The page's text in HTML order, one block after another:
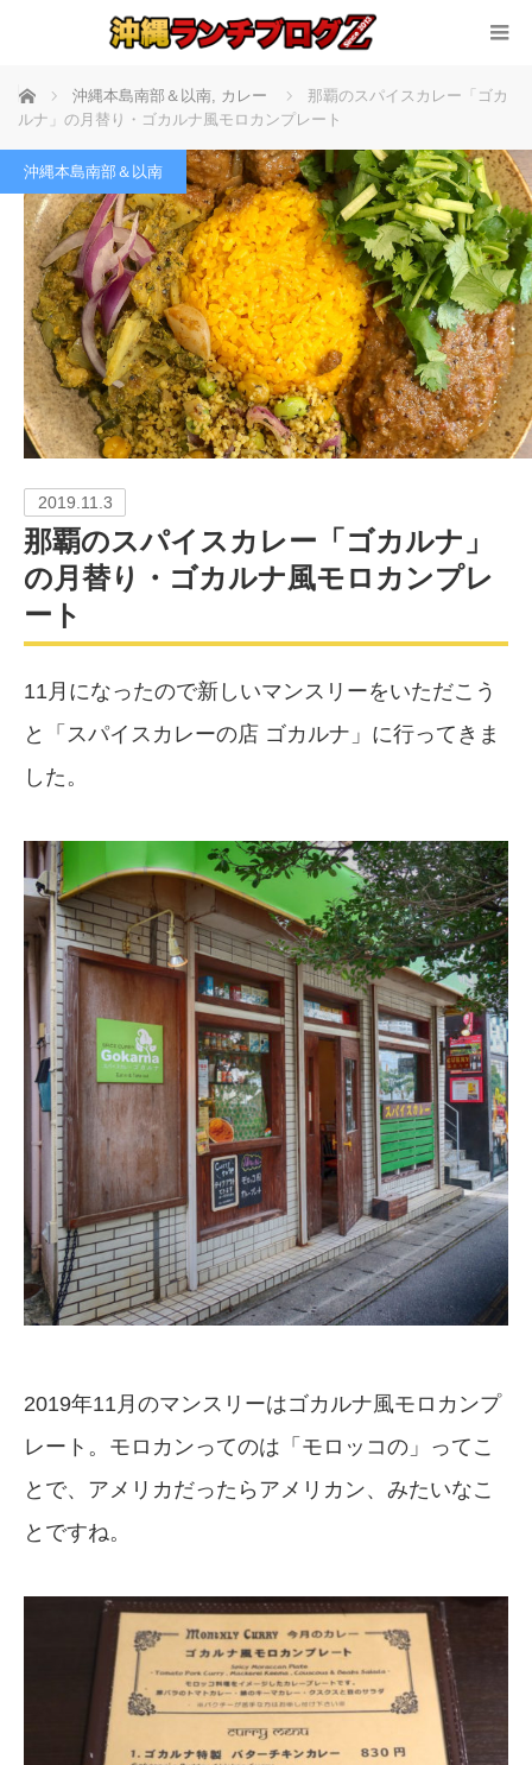
ホーム 沖縄本島南部＆以南, カレー
那覇のスパイスカレー「ゴカ
ルナ」の月替り・ゴカルナ風モロカンプレート
沖縄本島南部＆以南
2019.11.3
那覇のスパイスカレー「ゴカルナ」
の月替り・ゴカルナ風モロカンプレ
ート
11月になったので新しいマンスリーをいただこう
と「スパイスカレーの店 ゴカルナ」に行ってきま
した。
2019年11月のマンスリーはゴカルナ風モロカンプ
レート。モロカンってのは「モロッコの」ってこ
とで、アメリカだったらアメリカン、みたいなこ
とですね。